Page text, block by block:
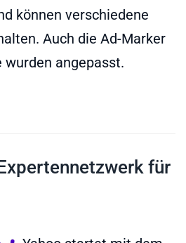
können verschiedene
Auch die Ad-Marker
angepasst.
für